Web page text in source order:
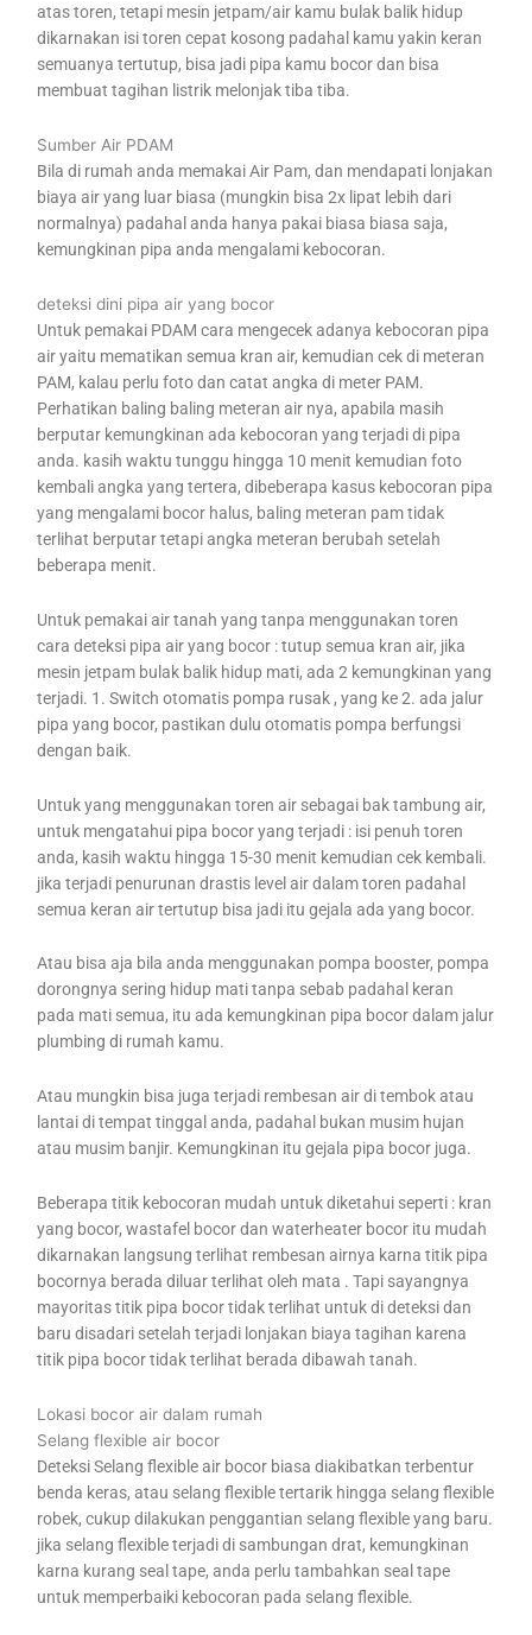
atas toren, tetapi mesin jetpam/air kamu bulak balik hidup
dikarnakan isi toren cepat kosong padahal kamu yakin keran
semuanya tertutup, bisa jadi pipa kamu bocor dan bisa
membuat tagihan listrik melonjak tiba tiba.
Sumber Air PDAM
Bila di rumah anda memakai Air Pam, dan mendapati lonjakan
biaya air yang luar biasa (mungkin bisa 2x lipat lebih dari
normalnya) padahal anda hanya pakai biasa biasa saja,
kemungkinan pipa anda mengalami kebocoran.
deteksi dini pipa air yang bocor
Untuk pemakai PDAM cara mengecek adanya kebocoran pipa
air yaitu mematikan semua kran air, kemudian cek di meteran
PAM, kalau perlu foto dan catat angka di meter PAM.
Perhatikan baling baling meteran air nya, apabila masih
berputar kemungkinan ada kebocoran yang terjadi di pipa
anda. kasih waktu tunggu hingga 10 menit kemudian foto
kembali angka yang tertera, dibeberapa kasus kebocoran pipa
yang mengalami bocor halus, baling meteran pam tidak
terlihat berputar tetapi angka meteran berubah setelah
beberapa menit.
Untuk pemakai air tanah yang tanpa menggunakan toren
cara deteksi pipa air yang bocor : tutup semua kran air, jika
mesin jetpam bulak balik hidup mati, ada 2 kemungkinan yang
terjadi. 1. Switch otomatis pompa rusak , yang ke 2. ada jalur
pipa yang bocor, pastikan dulu otomatis pompa berfungsi
dengan baik.
Untuk yang menggunakan toren air sebagai bak tambung air,
untuk mengatahui pipa bocor yang terjadi : isi penuh toren
anda, kasih waktu hingga 15-30 menit kemudian cek kembali.
jika terjadi penurunan drastis level air dalam toren padahal
semua keran air tertutup bisa jadi itu gejala ada yang bocor.
Atau bisa aja bila anda menggunakan pompa booster, pompa
dorongnya sering hidup mati tanpa sebab padahal keran
pada mati semua, itu ada kemungkinan pipa bocor dalam jalur
plumbing di rumah kamu.
Atau mungkin bisa juga terjadi rembesan air di tembok atau
lantai di tempat tinggal anda, padahal bukan musim hujan
atau musim banjir. Kemungkinan itu gejala pipa bocor juga.
Beberapa titik kebocoran mudah untuk diketahui seperti : kran
yang bocor, wastafel bocor dan waterheater bocor itu mudah
dikarnakan langsung terlihat rembesan airnya karna titik pipa
bocornya berada diluar terlihat oleh mata . Tapi sayangnya
mayoritas titik pipa bocor tidak terlihat untuk di deteksi dan
baru disadari setelah terjadi lonjakan biaya tagihan karena
titik pipa bocor tidak terlihat berada dibawah tanah.
Lokasi bocor air dalam rumah
Selang flexible air bocor
Deteksi Selang flexible air bocor biasa diakibatkan terbentur
benda keras, atau selang flexible tertarik hingga selang flexible
robek, cukup dilakukan penggantian selang flexible yang baru.
jika selang flexible terjadi di sambungan drat, kemungkinan
karna kurang seal tape, anda perlu tambahkan seal tape
untuk memperbaiki kebocoran pada selang flexible.